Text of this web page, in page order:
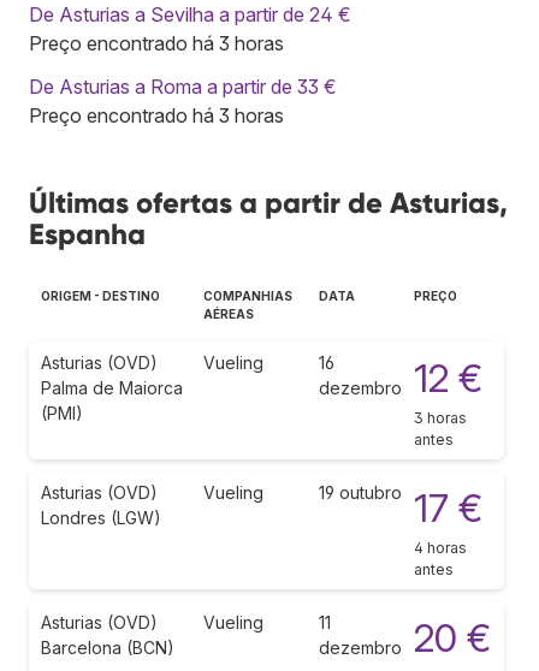
De Asturias a Sevilha a partir de 24 €
Preço encontrado há 3 horas
De Asturias a Roma a partir de 33 €
Preço encontrado há 3 horas
Últimas ofertas a partir de Asturias,
Espanha
ORIGEM - DESTINO
COMPANHIAS
AÉREAS
DATA PREÇO
Asturias (OVD)
Palma de Maiorca
(PMI)
Vueling
16
dezembro
12 €
3 horas
antes
Asturias (OVD)
Londres (LGW)
Vueling 19 outubro 17 €
4 horas
antes
Asturias (OVD)
Barcelona (BCN)
Vueling
11
dezembro
20 €